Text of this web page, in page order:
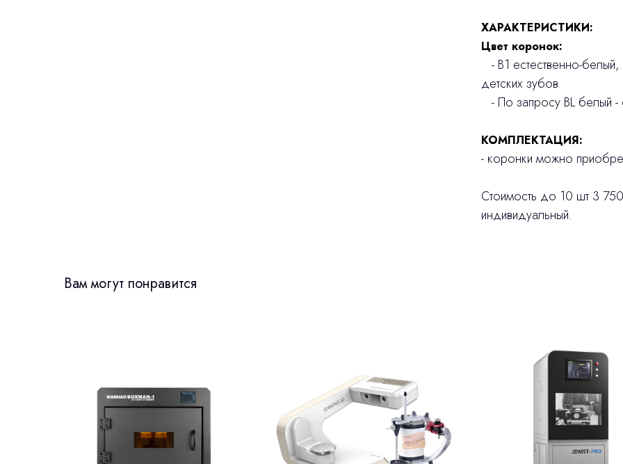
ХАРАКТЕРИСТИКИ:
Цвет коронок:
- В1 естественно-
детских зубов
- По запросу BL белый -
КОМПЛЕКТАЦИЯ:
- коронки можно
Стоимость до 10 шт 3
индивидуальный.
Вам могут понравится